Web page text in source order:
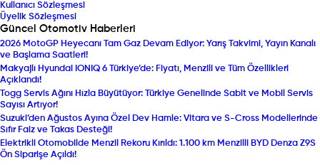
Kullanıcı Sözleşmesi
Üyelik Sözleşmesi
Güncel Otomotiv Haberleri
2026 MotoGP Heyecanı Tam Gaz Devam Ediyor: Yarış Takvimi, Yayın Kanalı
ve Başlama Saatleri!
Makyajlı Hyundai IONIQ 6 Türkiye’de: Fiyatı, Menzili ve Tüm Özellikleri
Açıklandı!
Togg Servis Ağını Hızla Büyütüyor: Türkiye Genelinde Sabit ve Mobil Servis
Sayısı Artıyor!
Suzuki’den Ağustos Ayına Özel Dev Hamle: Vitara ve S-Cross Modellerinde
Sıfır Faiz ve Takas Desteği!
Elektrikli Otomobilde Menzil Rekoru Kırıldı: 1.100 km Menzilli BYD Denza Z9S
Ön Siparişe Açıldı!